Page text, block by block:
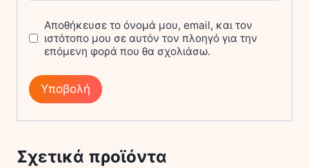
Αποθήκευσε το όνομά μου, email, και τον
ιστότοπο μου σε αυτόν τον πλοηγό για την
επόμενη φορά που θα σχολιάσω.
Σχετικά προϊόντα